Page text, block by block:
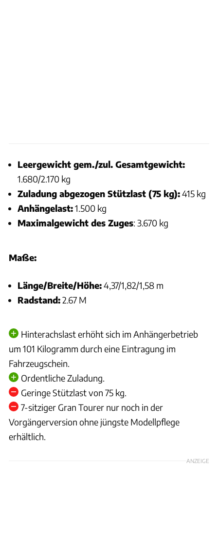
Leergewicht gem./zul. Gesamtgewicht:
1.680/2.170 kg
Zuladung abgezogen Stützlast (75 kg):415 kg
Anhängelast:1.500 kg
Maximalgewicht des Zuges: 3.670 kg
Maße:
Länge/Breite/Höhe:4,37/1,82/1,58 m
Radstand:2.67 M
Hinterachslast erhöht sich im Anhängerbetrieb
um 101 Kilogramm durch eine Eintragung im
Fahrzeugschein.
Ordentliche Zuladung.
Geringe Stützlast von 75 kg.
7-sitziger Gran Tourer nur noch in der
Vorgängerversion ohne jüngste Modellpflege
erhältlich.
ANZEIGE